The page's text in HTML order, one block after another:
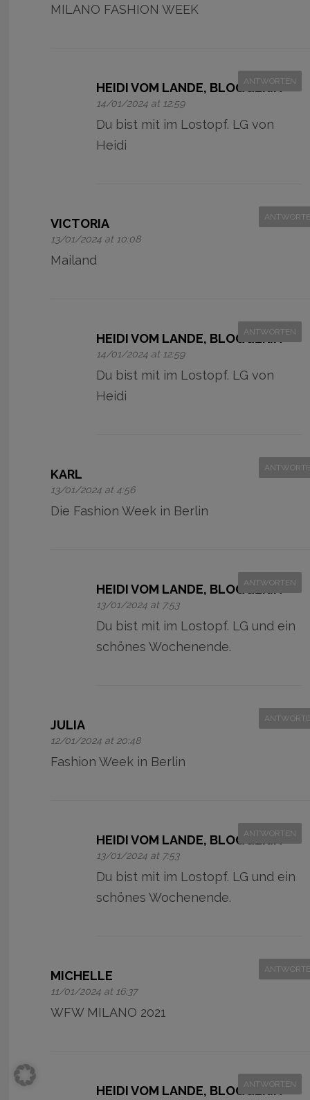
MILANO FASHION WEEK
HEIDI VOM LANDE, BLOGGERIN
14/01/2024 at 12:59
ANTWORTEN
Du bist mit im Lostopf. LG von
Heidi
VICTORIA
13/01/2024 at 10:08
Mailand
HEIDI VOM LANDE, BLOGGERIN
14/01/2024 at 12:59
ANTWORTEN
Du bist mit im Lostopf. LG von
Heidi
KARL
13/01/2024 at 4:56
Die Fashion Week in Berlin
HEIDI VOM LANDE, BLOGGERIN
13/01/2024 at 7:53
ANTWORTEN
Du bist mit im Lostopf. LG und ein
schönes Wochenende.
JULIA
12/01/2024 at 20:48
Fashion Week in Berlin
HEIDI VOM LANDE, BLOGGERIN
13/01/2024 at 7:53
ANTWORTEN
Du bist mit im Lostopf. LG und ein
schönes Wochenende.
MICHELLE
11/01/2024 at 16:37
WFW MILANO 2021
HEIDI VOM LANDE, BLOGGERIN
ANTWORTEN